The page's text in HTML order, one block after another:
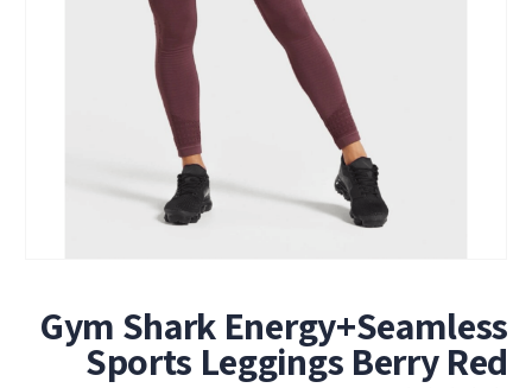
Gym Shark Energy+Seamless
Sports Leggings Berry Red